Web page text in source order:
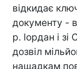
відкидає
документу -
р. Іордан і зі
дозвіл
нащадкам